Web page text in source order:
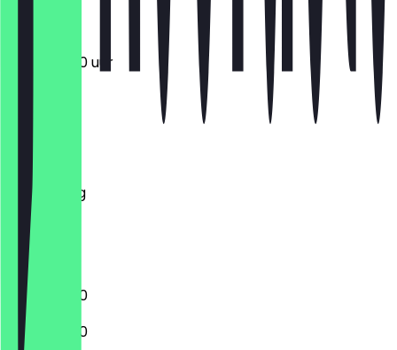
11:00 - 22:00 uur
Dinsdag
Woensdag
Donderdag
Vrijdag
Zaterdag
Zondag
11:00 - 22:00
11:00 - 22:00